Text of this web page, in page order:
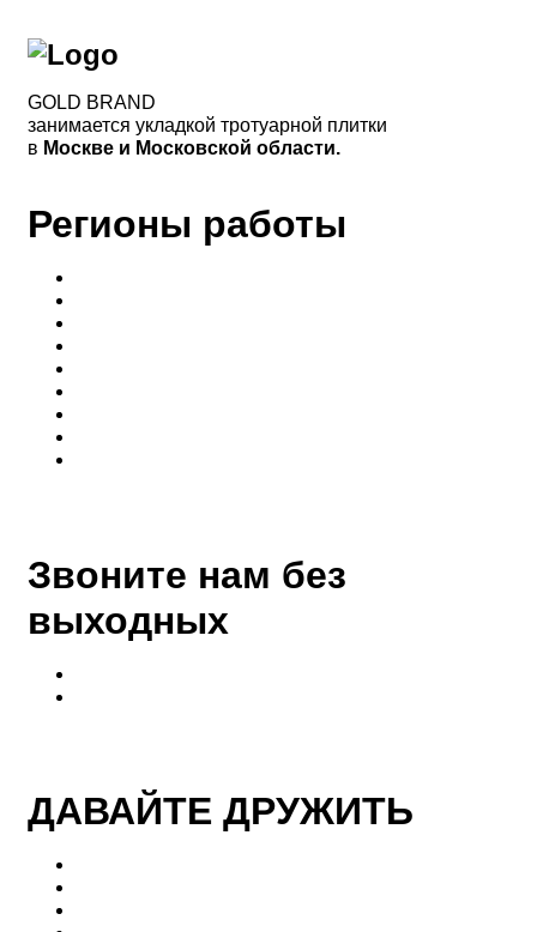
GOLD BRAND
занимается укладкой тротуарной плитки
в Москве и Московской области.
Регионы работы
Звоните нам без
выходных
ДАВАЙТЕ ДРУЖИТЬ